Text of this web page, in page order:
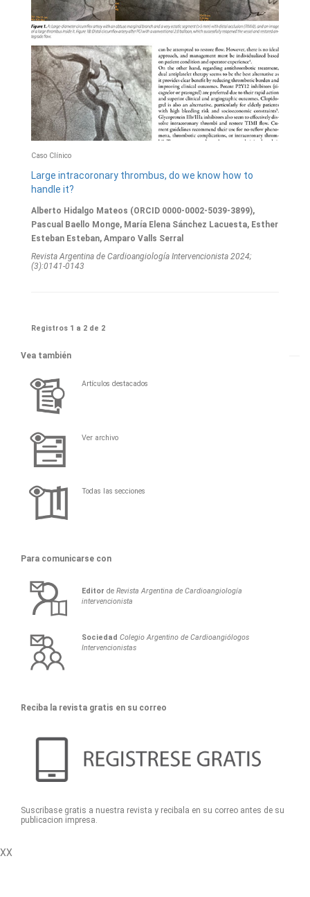
Caso Clínico
Large intracoronary thrombus, do we know how to
handle it?
Alberto Hidalgo Mateos (ORCID 0000-0002-5039-3899),
Pascual Baello Monge, María Elena Sánchez Lacuesta, Esther
Esteban Esteban, Amparo Valls Serral
Revista Argentina de Cardioangiologí­a Intervencionista 2024;
(3):0141-0143
Registros 1 a 2 de 2
Vea también
Artículos destacados
Ver archivo
Todas las secciones
Para comunicarse con
Editor deRevista Argentina de Cardioangiología
intervencionista
Sociedad Colegio Argentino de Cardioangiólogos
Intervencionistas
Reciba la revista gratis en su correo
Suscribase gratis a nuestra revista y recibala en su correo antes de su
publicacion impresa.
XX